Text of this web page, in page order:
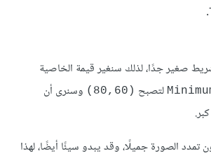
.
صغير جدًا، لذلك سنغير قيمة الخاصية
لتصبح (80,60)
وسنرى أن
الصورة جميلًا، وقد يبدو سيئًا أيضًا، لهذا